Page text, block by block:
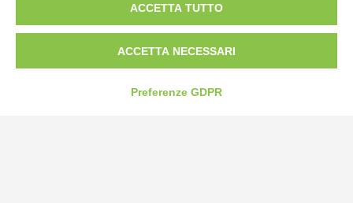
Fax: 0172-487399
ACCETTA TUTTO
ACCETTA NECESSARI
Preferenze GDPR